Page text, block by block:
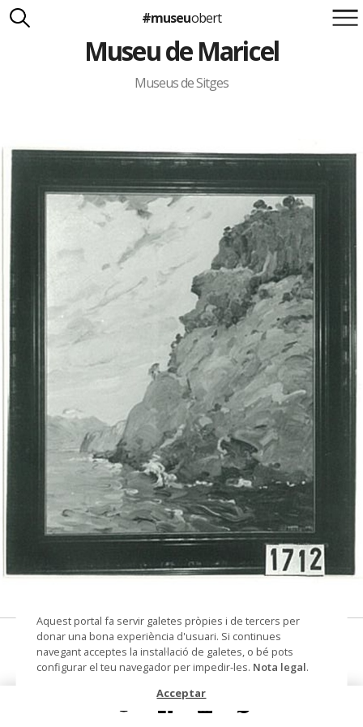
Suma't a la iniciativa
Carlota Royo
Francesca Barcellona
#museuobert
Museu de Maricel
Museus de Sitges
Sitges
pintura
Autoria Miret, J.
Aquest portal fa servir galetes pròpies i de tercers per
donar una bona experiència d'usuari. Si continues
navegant acceptes la instal·lació de galetes, o bé pots
configurar el teu navegador per impedir-les. Nota legal.
Acceptar